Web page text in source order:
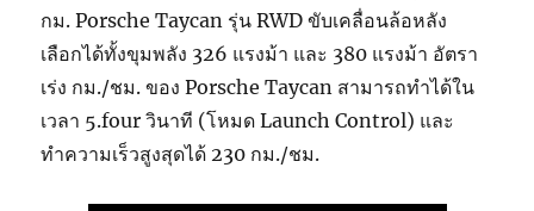
กม. Porsche Taycan รุ่น RWD ขับเคลื่อนล้อหลัง
เลือกได้ทั้งขุมพลัง 326 แรงม้า และ 380 แรงม้า อัตรา
เร่ง กม./ชม. ของ Porsche Taycan สามารถทำได้ใน
เวลา 5.four วินาที (โหมด Launch Control) และ
ทำความเร็วสูงสุดได้ 230 กม./ชม.